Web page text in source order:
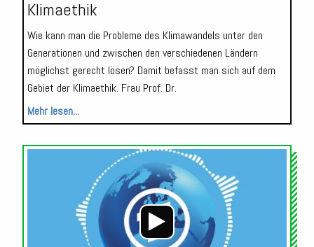
Klimaethik
Wie kann man die Probleme des Klimawandels unter den
Generationen und zwischen den verschiedenen Ländern
möglichst gerecht lösen? Damit befasst man sich auf dem
Gebiet der Klimaethik. Frau Prof. Dr.
Mehr lesen...
Audio-
Player